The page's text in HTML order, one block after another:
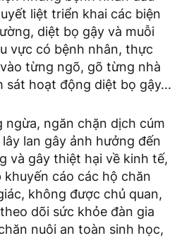
liệt triển khai các biện
diệt bọ gậy và muỗi
vực có bệnh nhân, thực
từng ngõ, gõ từng nhà
sát hoạt động diệt bọ gậy...
ngăn chặn dịch cúm
lan gây ảnh hưởng đến
và gây thiệt hại về kinh tế,
cáo các hộ chăn
không được chủ quan,
dõi sức khỏe đàn gia
nuôi an toàn sinh học,